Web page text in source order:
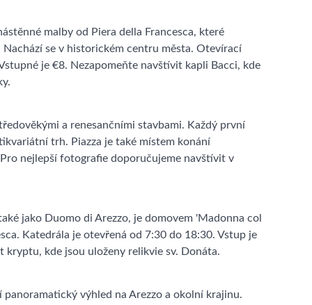
malby od Piera della Francesca, které
se v historickém centru města. Otevírací
je €8. Nezapomeňte navštívit kapli Bacci, kde
a renesančními stavbami. Každý první
trh. Piazza je také místem konání
nejlepší fotografie doporučujeme navštívit v
jako Duomo di Arezzo, je domovem 'Madonna col
Katedrála je otevřená od 7:30 do 18:30. Vstup je
kryptu, kde jsou uloženy relikvie sv. Donáta.
výhled na Arezzo a okolní krajinu.